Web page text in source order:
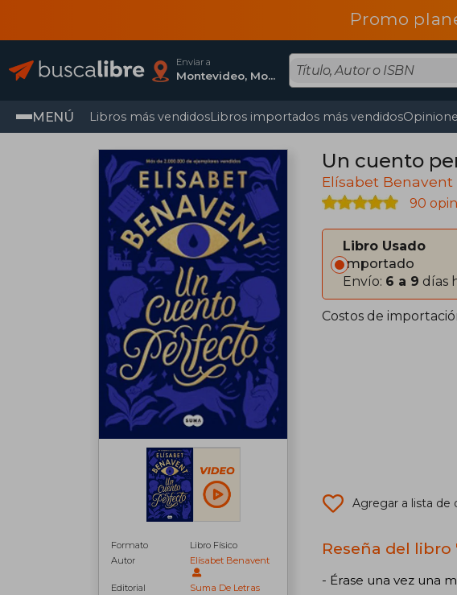
Promo
Enviar a
Montevideo, Montevideo
MENÚ Libros más vendidosLibros importados más vendidos
Formato
Libro Físico
Autor
Elísabet Benavent
Editorial
Suma De Letras
Un cuento
Elísabet Benavent
90
Libro Usado
Importado
Envío: 6 a 9 días
Costos de
Agregar a lista de
Reseña del
- Érase una vez una